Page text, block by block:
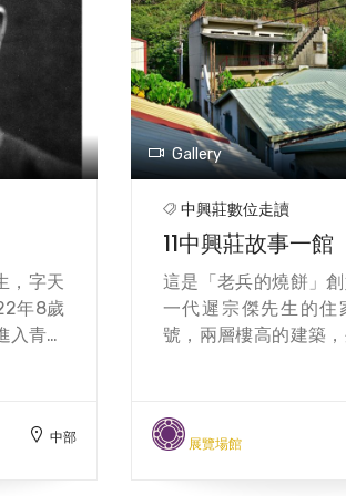
症者
藥，
1990
辦。
二代
左右停
，字天
年8歲
入青島
的高
術及摔中部
Gallery
中興莊數位走讀
11中興莊故事一館
這是「老兵的燒餅」
一代遲宗傑先生的
號，兩層樓高的建築，
麥克文森公司以「希
1950中興莊」為主題
展覽場館